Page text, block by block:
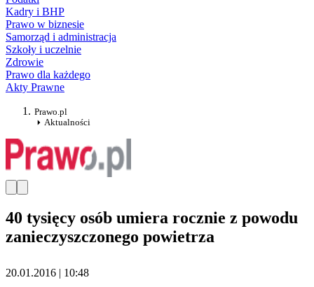
Kadry i BHP
Prawo w biznesie
Samorząd i administracja
Szkoły i uczelnie
Zdrowie
Prawo dla każdego
Akty Prawne
Prawo.pl
Aktualności
40 tysięcy osób umiera rocznie z powodu
zanieczyszczonego powietrza
20.01.2016 | 10:48